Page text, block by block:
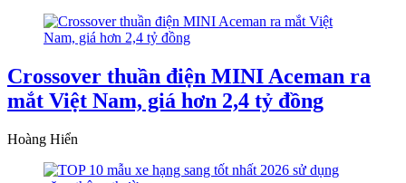
Crossover thuần điện MINI Aceman ra
mắt Việt Nam, giá hơn 2,4 tỷ đồng
Hoàng Hiển